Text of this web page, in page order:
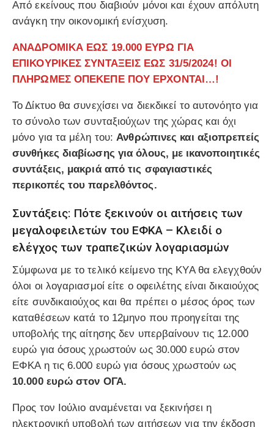
Από εκείνους που διαβιούν μόνοι και έχουν απόλυτη
ανάγκη την οικονομική ενίσχυση.
ΑΝΑΔΡΟΜΙΚΑ ΕΩΣ 19.000 ΕΥΡΩ ΓΙΑ
ΕΠΙΚΟΥΡΙΚΕΣ ΣΥΝΤΑΞΕΙΣ ΕΩΣ 31/5/2024! ΟΙ
ΠΛΗΡΩΜΕΣ ΟΠΕΚΕΠΕ ΠΟΥ ΕΡΧΟΝΤΑΙ…!
Το Δίκτυο θα συνεχίσει να διεκδικεί το αυτονόητο για
το σύνολο των συνταξιούχων της χώρας και όχι
μόνο για τα μέλη του:Ανθρώπινες και αξιοπρεπείς
συνθήκες διαβίωσης για όλους, με ικανοποιητικές
συντάξεις, μακριά από τις σφαγιαστικές
περικοπές του παρελθόντος.
Συντάξεις: Πότε ξεκινούν οι αιτήσεις των
μεγαλοφειλετών του ΕΦΚΑ – Κλειδί ο
ελέγχος των τραπεζικών λογαριασμών
Σύμφωνα με το τελικό κείμενο της ΚΥΑ θα ελεγχθούν
όλοι οι λογαριασμοί είτε ο οφειλέτης είναι δικαιούχος
είτε συνδικαιούχος και θα πρέπει ο μέσος όρος των
καταθέσεων κατά το 12μηνο που προηγείται της
υποβολής της αίτησης δεν υπερβαίνουν τις 12.000
ευρώ για όσους χρωστούν ως 30.000 ευρώ στον
ΕΦΚΑ η τις 6.000 ευρώ για όσους χρωστούν ως
10.000 ευρώ στον ΟΓΑ.
Προς τον Ιούλιο αναμένεται να ξεκινήσει η
ηλεκτρονική υποβολή των αιτήσεων για την έκδοση